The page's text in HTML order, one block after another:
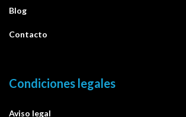
Blog
Contacto
Condiciones legales
Aviso legal